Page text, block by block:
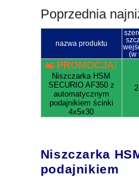
Poprzednia
nazwa produktu
(w
PROMOCJA!
Niszczarka HSM
SECURIO AF350 z
automatycznym
podajnikiem ścinki
4x5x30
Niszczarka
podajnikiem